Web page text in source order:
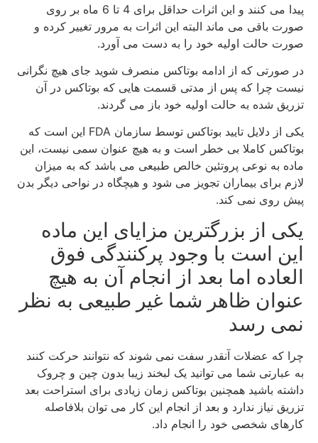
پیدا می کنند و این اثرات حداقل برای 4 تا 6 ماه بر روی
صورت باقی می ماند البته این اثرات به مرور تغییر کرده و
صورت حالت اولیه خود را به دست می آورد.
در صورتی که از ادامه بوتاکس منصرف شوید جای هیچ نگرانی
نیست چرا که پس از مدتی قسمت هایی که بوتاکس در آن
تزریق شده به حالت اولیه خود باز می گردند.
یکی از دلایل تایید بوتاکس توسط سازمان FDA این است که
بوتاکس کاملا بی خطر است و به هیچ عنوان سمی نیست، این
ماده به نوعی پروتئین خالص طبیعی می باشد که به میزان
لازم برای بیماران تجویز می شود و هیچگاه در نواحی دیگر بدن
پیش روی نمی کند.
یکی از بزرگترین مزایای این ماده
این است با وجود پرکنندگی فوق
العاده اما بعد از انجام آن به هیچ
عنوان ظاهر شما غیر طبیعی به نظر
نمی رسد
چرا که عضلات آنقدر سفت نمی شوند که نتوانند حرکت کنند
به عبارتی شما می توانید یک لبخند زیبا بدون چین و چروک
داشته باشید همچنین بوتاکس زمان زیادی برای استراحت بعد
تزریق نیاز ندارد و بعد از انجام این کار می توان بلافاصله
کارهای شخصی خود را انجام داد.